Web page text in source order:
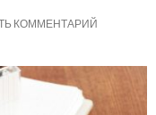
КОММЕНТАРИЙ